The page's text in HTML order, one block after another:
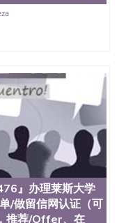
』办理莱斯大学
/做留信网认证（可
推荐/Offer、在